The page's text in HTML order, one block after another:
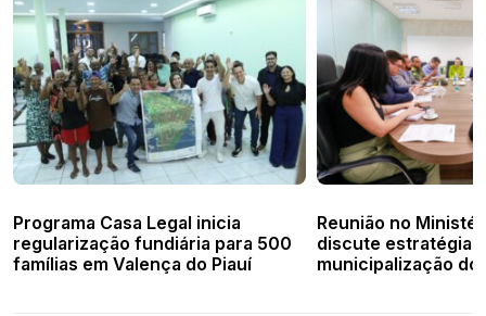
Programa Casa Legal inicia
regularização fundiária para 500
famílias em Valença do Piauí
Reunião no
discute estratégias
municipalização